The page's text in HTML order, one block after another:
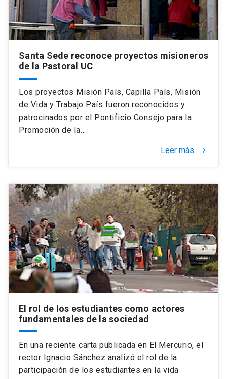
Santa Sede reconoce proyectos misioneros
de la Pastoral UC
Los proyectos Misión País, Capilla País, Misión
de Vida y Trabajo País fueron reconocidos y
patrocinados por el Pontificio Consejo para la
Promoción de la…
Leer más keyboard_arrow_right
El rol de los estudiantes como actores
fundamentales de la sociedad
En una reciente carta publicada en El Mercurio, el
rector Ignacio Sánchez analizó el rol de la
participación de los estudiantes en la vida